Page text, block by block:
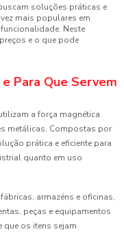
soluções práticas e
mais populares em
Neste
e o que pode
Para Que Servem
a força magnética
metálicas. Compostas por
prática e eficiente para
quanto em uso
armazéns e oficinas,
peças e equipamentos
que os itens sejam